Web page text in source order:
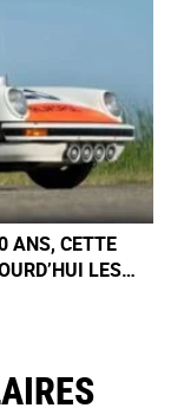
ANS, CETTE
LES